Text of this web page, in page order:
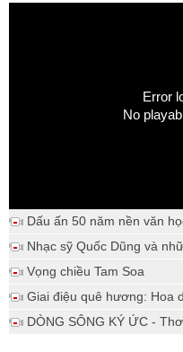
Error
No
Dấu ấn 50 năm nền văn
Nhạc sỹ Quốc Dũng và
Vọng chiều Tam Soa
Giai điệu quê hương: Hoa
DÒNG SÔNG KÝ ỨC -